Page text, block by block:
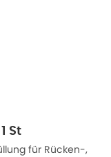
St
für Rücken-,